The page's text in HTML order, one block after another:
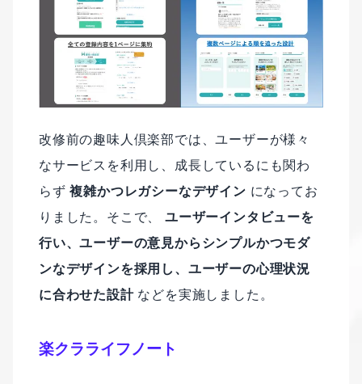
改修前の趣味人倶楽部では、ユーザーが様々
なサービスを利用し、成長しているにも関わ
らず複雑かつレガシーなデザイン になってお
りました。そこで、ユーザーインタビューを
行い、ユーザーの意見からシンプルかつモダ
ンなデザインを採用し、ユーザーの心理状況
に合わせた設計などを実施しました。
楽クラライフノート